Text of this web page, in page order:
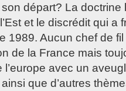
départ? La
et le discrédit qui a
1989. Aucun chef de
de la France mais
l’europe avec un
que d’autres